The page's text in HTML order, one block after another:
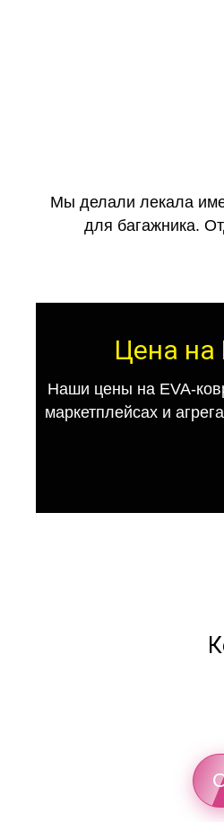
Мы делали лекала
для багажника.
Цена на
Наши цены на EVA-
маркетплейсах и